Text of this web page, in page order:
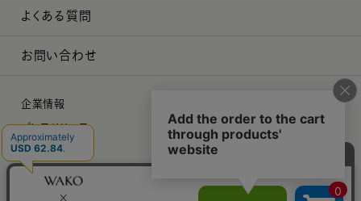
よくある質問
お問い合わせ
企業情報
プレスリリース
採用情報
特定商取引に関する法律に基づく表示
プライバシーポリシー